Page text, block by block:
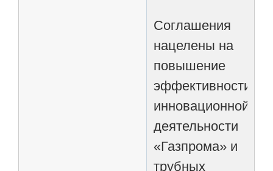
Соглашения
нацелены на
повышение
эффективности
инновационной
деятельности
«Газпрома» и
трубных